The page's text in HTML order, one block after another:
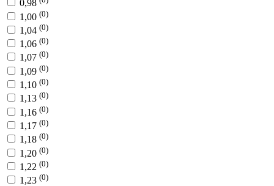
0,98
1,00 (0)
1,04 (0)
1,06 (0)
1,07 (0)
1,09 (0)
1,10 (0)
1,13 (0)
1,16 (0)
1,17 (0)
1,18 (0)
1,20 (0)
1,22 (0)
1,23 (0)